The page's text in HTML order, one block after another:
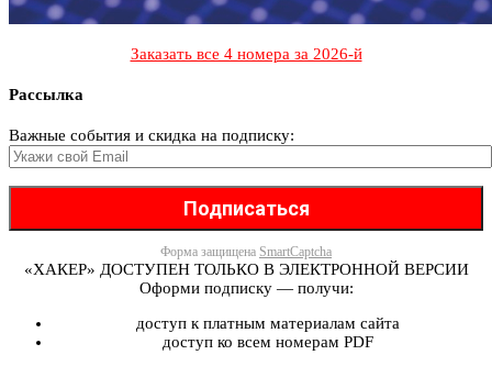
Заказать все 4 номера за 2026-й
Рассылка
Важные события и скидка на подписку:
Форма защищена SmartCaptcha
«ХАКЕР» ДОСТУПЕН ТОЛЬКО В ЭЛЕКТРОННОЙ ВЕРСИИ
Оформи подписку — получи:
доступ к платным материалам сайта
доступ ко всем номерам PDF